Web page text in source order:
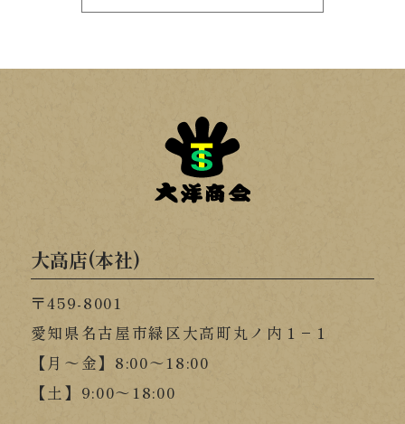
大高店(本社)
〒459-8001
愛知県名古屋市緑区大高町丸ノ内１−１
【月～金】8:00～18:00
【土】9:00～18:00